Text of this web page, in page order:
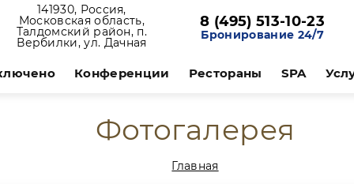
141930, Россия,
Московская область,
Талдомский район, п.
Вербилки, ул. Дачная
8 (495) 513-10-23
Бронирование 24/7
Конференции Рестораны SPA
Фотогалерея
Главная